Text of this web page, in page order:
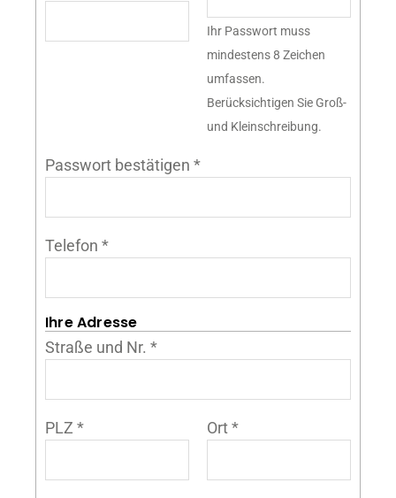
Ihr Passwort muss
mindestens 8 Zeichen
umfassen.
Berücksichtigen Sie Groß-
und Kleinschreibung.
Passwort bestätigen *
Telefon *
Ihre Adresse
Straße und Nr. *
PLZ * Ort*